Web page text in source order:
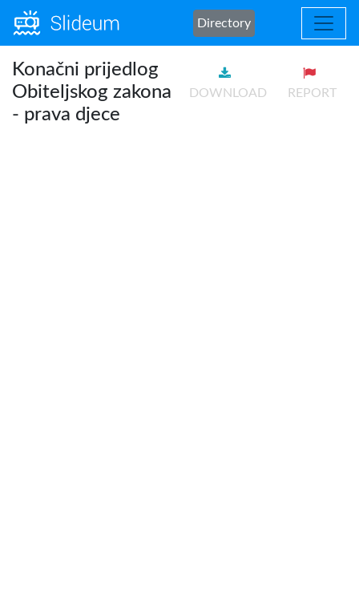
Directory
Konačni prijedlog
Obiteljskog zakona
- prava djece
DOWNLOAD REPORT